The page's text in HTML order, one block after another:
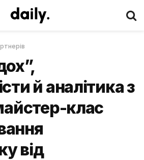
й аналітика з
клас
від